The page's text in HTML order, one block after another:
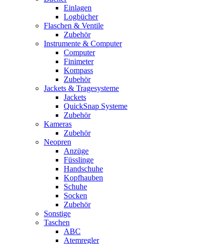
Einlagen
Logbücher
Flaschen & Ventile
Zubehör
Instrumente & Computer
Computer
Finimeter
Kompass
Zubehör
Jackets & Tragesysteme
Jackets
QuickSnap Systeme
Zubehör
Kameras
Zubehör
Neopren
Anzüge
Füsslinge
Handschuhe
Kopfhauben
Schuhe
Socken
Zubehör
Sonstige
Taschen
ABC
Atemregler